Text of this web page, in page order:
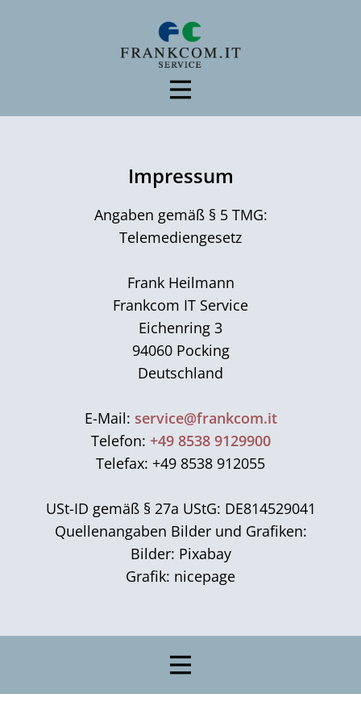
Impressum
Angaben gemäß § 5 TMG:
Telemediengesetz
Frank Heilmann
Frankcom IT Service
Eichenring 3
94060 Pocking
Deutschland
E-Mail: service@frankcom.it
Telefon: +49 8538 9129900
Telefax: +49 8538 912055
USt-ID gemäß § 27a UStG: DE814529041
Quellenangaben Bilder und Grafiken:
Bilder: Pixabay
Grafik: nicepage